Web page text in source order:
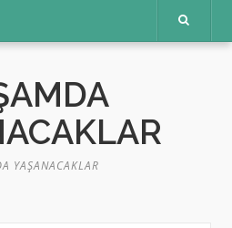
YAŞANACAKLAR